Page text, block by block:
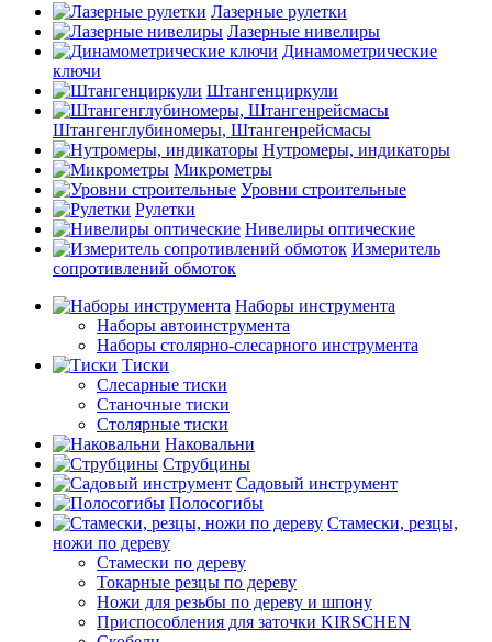
Лазерные рулетки
Лазерные нивелиры
Динамометрические
ключи
Штангенциркули
Штангенглубиномеры, Штангенрейсмасы
Нутромеры, индикаторы
Микрометры
Уровни строительные
Рулетки
Нивелиры оптические
Измеритель
сопротивлений обмоток
Наборы инструмента
Наборы автоинструмента
Наборы столярно-слесарного инструмента
Тиски
Слесарные тиски
Станочные тиски
Столярные тиски
Наковальни
Струбцины
Садовый инструмент
Полосогибы
Стамески, резцы,
ножи по дереву
Стамески по дереву
Токарные резцы по дереву
Ножи для резьбы по дереву и шпону
Приспособления для заточки KIRSCHEN